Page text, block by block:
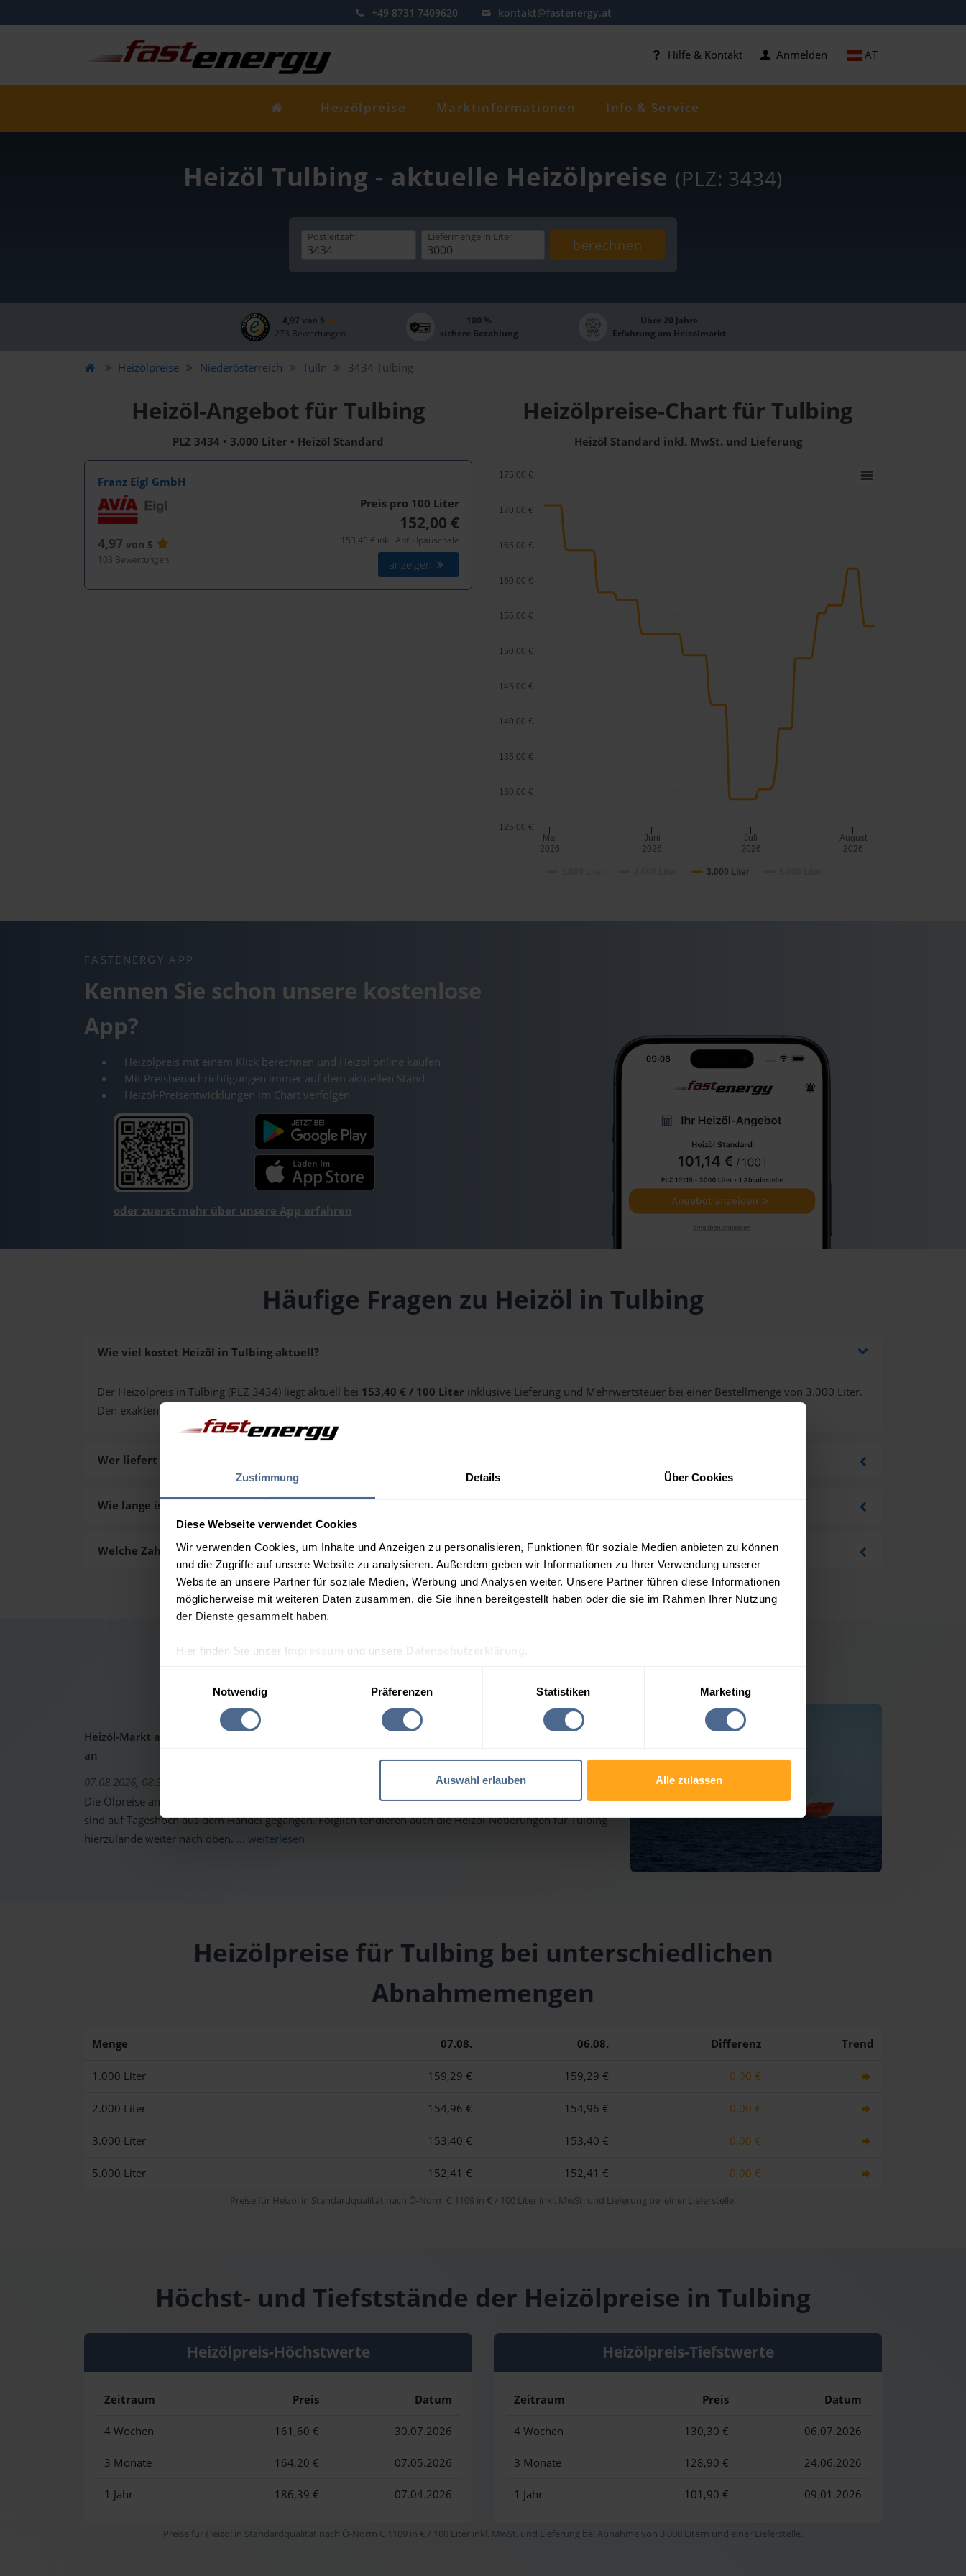
Zustimmung Details Über Cookies
Diese Webseite verwendet Cookies
Wir verwenden Cookies, um Inhalte und Anzeigen zu personalisieren, Funktionen für soziale Medien anbieten zu können
und die Zugriffe auf unsere Website zu analysieren. Außerdem geben wir Informationen zu Ihrer Verwendung unserer
Website an unsere Partner für soziale Medien, Werbung und Analysen weiter. Unsere Partner führen diese Informationen
möglicherweise mit weiteren Daten zusammen, die Sie ihnen bereitgestellt haben oder die sie im Rahmen Ihrer Nutzung
der Dienste gesammelt haben.
Hier finden Sie unser Impressum und unsere Datenschutzerklärung
Notwendig
Präferenzen Statistiken Marketing
Auswahl erlauben Alle zulassen
+49 8731 7409620 kontakt@fastenergy.at
AT
Hilfe & Kontakt Anmelden
Heizölpreise Marktinformationen Info & Service
Heizöl Tulbing - aktuelle Heizölpreise (PLZ: 3434)
Postleitzahl Liefermenge in Liter berechnen
4,97 von 5
273 Bewertungen
100 %
sichere Bezahlung
Über 20 Jahre
Erfahrung am Heizölmarkt
Heizölpreise Niederösterreich Tulln 3434 Tulbing
Heizöl-Angebot für Tulbing
PLZ 3434 • 3.000 Liter • Heizöl Standard
Franz Eigl GmbH
4,97von 5
103 Bewertungen
Preis pro 100 Liter
152,00 €
153,40 € inkl. Abfüllpauschale
anzeigen
Heizölpreise-Chart für Tulbing
Heizöl Standard inkl. MwSt. und Lieferung
3.000 Liter
Mai
2026
Juni
2026
Juli
2026
August
2026
125,00 €
130,00 €
135,00 €
140,00 €
145,00 €
150,00 €
155,00 €
160,00 €
165,00 €
170,00 €
175,00 €
FASTENERGY APP
Kennen Sie schon unsere kostenlose
App?
Heizölpreis mit einem Klick berechnen und Heizöl online kaufen
Mit Preisbenachrichtigungen immer auf dem aktuellen Stand
Heizöl-Preisentwicklungen im Chart verfolgen
oder zuerst mehr über unsere App erfahren
Häufige Fragen zu Heizöl in Tulbing
Wie viel kostet Heizöl in Tulbing aktuell?
Der Heizölpreis in Tulbing (PLZ 3434) liegt aktuell bei 153,40 € / 100 Liter inklusive Lieferung und Mehrwertsteuer bei einer Bestellmenge von 3.000 Liter.
Den exakten Preis für Ihre Wunschmenge erhalten Sie über unseren
Wer liefert das Heizöl in Tulbing aus?
Wie lange ist die Lieferzeit des Heizöls in Tulbing?
Welche Zahlungsarten gibt es?
Heizöl-Markt aktuell: Ölpreise schon wieder auf dem Weg nach oben - Heizölpreise ziehen ebenfalls
an
07.08.2026, 08:37 Uhr
Die Ölpreise an den internationalen Warenterminmärkten haben gestern weiter deutlich zugelegt und
sind auf Tageshoch aus dem Handel gegangen. Folglich tendieren auch die Heizöl-Notierungen für Tulbing
hierzulande weiter nach oben. ... weiterlesen
Heizölpreise für Tulbing bei unterschiedlichen
Abnahmemengen
Menge 07.08. 06.08. Differenz Trend
1.000 Liter 159,29 € 159,29 € 0,00 €
2.000 Liter 154,96 € 154,96 € 0,00 €
3.000 Liter 153,40 € 153,40 € 0,00 €
5.000 Liter 152,41 € 152,41 € 0,00 €
Preise für Heizöl in Standardqualität nach Ö-Norm C 1109 in € / 100 Liter inkl. MwSt. und Lieferung bei einer Lieferstelle.
Höchst- und Tiefststände der Heizölpreise in Tulbing
Heizölpreis-Höchstwerte
Zeitraum Preis Datum
4 Wochen 161,60 € 30.07.2026
3 Monate 164,20 € 07.05.2026
1 Jahr 186,39 € 07.04.2026
Heizölpreis-Tiefstwerte
Zeitraum Preis Datum
4 Wochen 130,30 € 06.07.2026
3 Monate 128,90 € 24.06.2026
1 Jahr 101,90 € 09.01.2026
Preise für Heizöl in Standardqualität nach Ö-Norm C 1109 in € / 100 Liter inkl. MwSt. und Lieferung bei Abnahme von 3.000 Litern und einer Lieferstelle.